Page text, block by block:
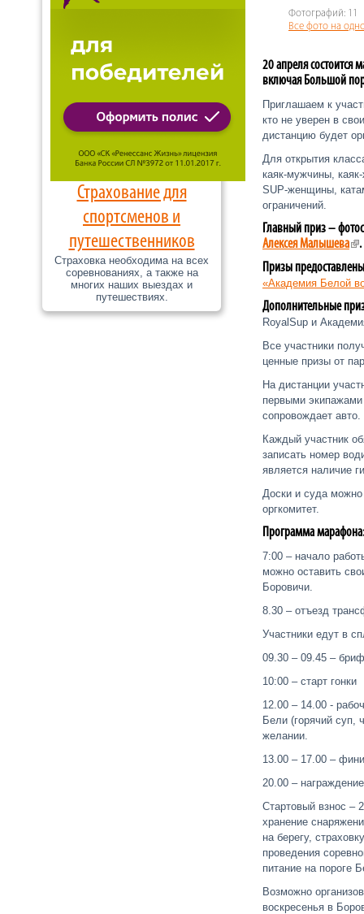
Страхование для
спортсменов и
путешественников
Страховка необходима на всех
соревнованиях, а также на
многих наших выездах и
путешествиях.
Фотографий: 11
Все фото на
20 апреля состоится
включая Большой
Приглашаем к
кто не уверен в
дистанцию будет
Для открытия
каяк-мужчины,
SUP-женщины,
ограничений.
Главный приз –
Алексея Малышева
.
Призы
«Академия Белой
Дополнительные
RoyalSup и
Все участники
ценные призы от
На дистанции
первыми
сопровождает авто.
Каждый участник
записать номер
является наличие
Доски и суда
оргкомитет.
Программа марафона:
7:00 – начало
можно оставить
Боровичи.
8.30 – отъезд
Участники едут в
09.30 – 09.45 –
10:00 – старт гонки
12.00 – 14.00 -
Бели (горячий суп,
желании.
13.00 – 17.00 –
20.00 –
Стартовый взнос –
хранение
на берегу,
проведения
питание на пороге
Возможно
воскресенья в